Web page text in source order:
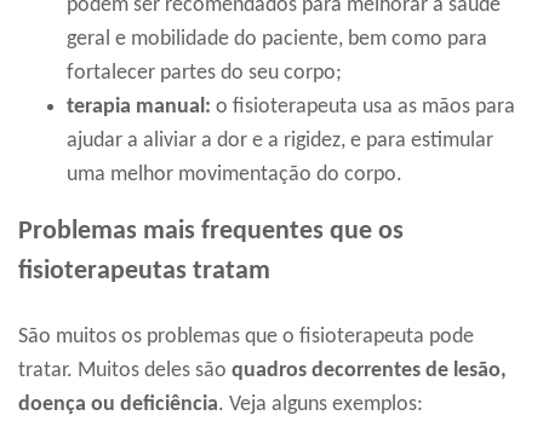
podem ser recomendados para melhorar a saúde
geral e mobilidade do paciente, bem como para
fortalecer partes do seu corpo;
terapia manual: o fisioterapeuta usa as mãos para
ajudar a aliviar a dor e a rigidez, e para estimular
uma melhor movimentação do corpo.
Problemas mais frequentes que os
fisioterapeutas tratam
São muitos os problemas que o fisioterapeuta pode
tratar. Muitos deles são quadros decorrentes de lesão,
doença ou deficiência. Veja alguns exemplos: